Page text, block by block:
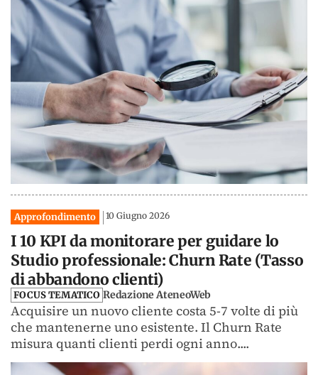
Approfondimento 10 Giugno 2026
I 10 KPI da monitorare per guidare lo
Studio professionale: Churn Rate (Tasso
di abbandono clienti)
FOCUS TEMATICO Redazione AteneoWeb
Acquisire un nuovo cliente costa 5-7 volte di più
che mantenerne uno esistente. Il Churn Rate
misura quanti clienti perdi ogni anno....